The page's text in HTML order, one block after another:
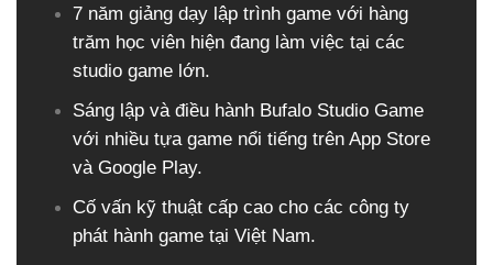
7 năm giảng dạy lập trình game với hàng
trăm học viên hiện đang làm việc tại các
studio game lớn​.
Sáng lập và điều hành Bufalo Studio Game
với nhiều tựa game nổi tiếng trên App Store
và Google Play.​
Cố vấn kỹ thuật cấp cao cho các công ty
phát hành game tại Việt Nam.​